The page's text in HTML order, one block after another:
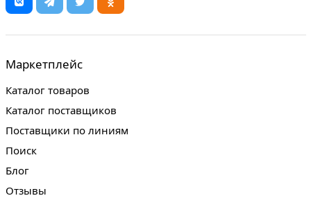
Маркетплейс
Каталог товаров
Каталог поставщиков
Поставщики по линиям
Поиск
Блог
Отзывы